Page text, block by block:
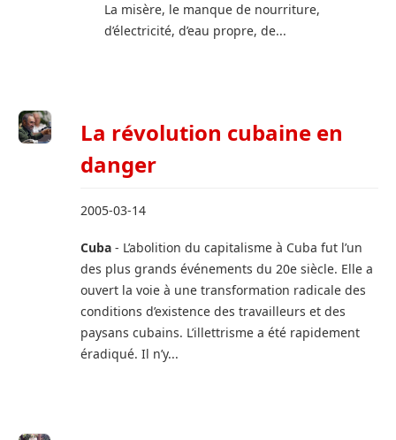
La misère, le manque de nourriture,
d’électricité, d’eau propre, de...
La révolution cubaine en
danger
2005-03-14
Cuba - L’abolition du capitalisme à Cuba fut l’un
des plus grands événements du 20e siècle. Elle a
ouvert la voie à une transformation radicale des
conditions d’existence des travailleurs et des
paysans cubains. L’illettrisme a été rapidement
éradiqué. Il n’y...